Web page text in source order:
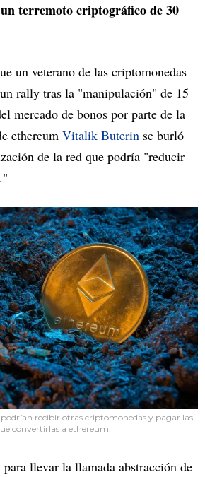
un terremoto criptográfico de 30
un veterano de las criptomonedas
rally tras la "manipulación" de 15
mercado de bonos por parte de la
ethereum Vitalik Buterin se burló
de la red que podría "reducir
recibir otras criptomonedas y pagar las
convertirlas a ethereum.
llevar la llamada abstracción de